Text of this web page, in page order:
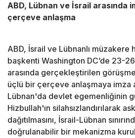
ABD, Lübnan ve İsrail arasında
çerçeve anlaşma
ABD, İsrail ve Lübnanlı müzakere
başkenti Washington DC’de 23-
arasında gerçekleştirilen
üçlü bir çerçeve anlaşmaya imza
Lübnan'da devlet egemenliğinin
Hizbullah'ın silahsızlandırılarak
dağıtılmasını, İsrail-Lübnan
doğrulanabilir bir mekanizma